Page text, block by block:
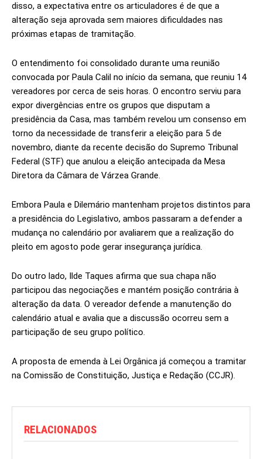
disso, a expectativa entre os articuladores é de que a
alteração seja aprovada sem maiores dificuldades nas
próximas etapas de tramitação.
O entendimento foi consolidado durante uma reunião
convocada por Paula Calil no início da semana, que reuniu 14
vereadores por cerca de seis horas. O encontro serviu para
expor divergências entre os grupos que disputam a
presidência da Casa, mas também revelou um consenso em
torno da necessidade de transferir a eleição para 5 de
novembro, diante da recente decisão do Supremo Tribunal
Federal (STF) que anulou a eleição antecipada da Mesa
Diretora da Câmara de Várzea Grande.
Embora Paula e Dilemário mantenham projetos distintos para
a presidência do Legislativo, ambos passaram a defender a
mudança no calendário por avaliarem que a realização do
pleito em agosto pode gerar insegurança jurídica.
Do outro lado, Ilde Taques afirma que sua chapa não
participou das negociações e mantém posição contrária à
alteração da data. O vereador defende a manutenção do
calendário atual e avalia que a discussão ocorreu sem a
participação de seu grupo político.
A proposta de emenda à Lei Orgânica já começou a tramitar
na Comissão de Constituição, Justiça e Redação (CCJR).
RELACIONADOS